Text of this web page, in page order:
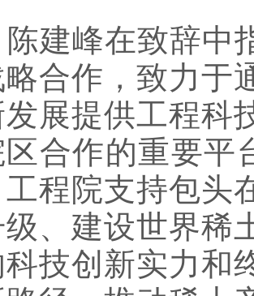
峰在致辞中指
略合作，致力于
展提供工程科
合作的重要平
程院支持包头
、建设世界稀
技创新实力和